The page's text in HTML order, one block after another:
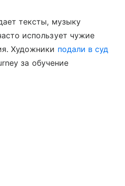
тексты, музыку
использует чужие
Художники подали в суд
за обучение